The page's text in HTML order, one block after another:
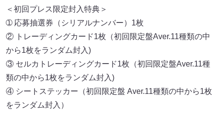
＜初回プレス限定封入特典＞
➀ 応募抽選券（シリアルナンバー）1枚
② トレーディングカード1枚（初回限定盤Aver.11種類の中
から1枚をランダム封入)
③ セルカトレーディングカード1枚（初回限定盤Aver.11種
類の中から1枚をランダム封入)
④ シートステッカー（初回限定盤 Aver.11種類の中から1枚
をランダム封入）